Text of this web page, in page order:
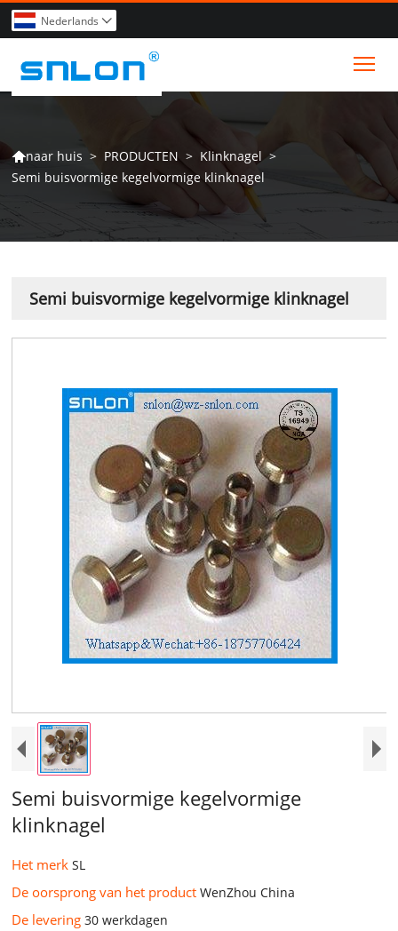
Nederlands 
naar huis > PRODUCTEN > Klinknagel >
Semi buisvormige kegelvormige klinknagel
Semi buisvormige kegelvormige klinknagel
Semi buisvormige kegelvormige
klinknagel
Het merkSL
De oorsprong van het productWenZhou China
De levering30 werkdagen